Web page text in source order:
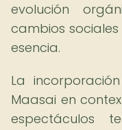
evolución
cambios
esencia.
La
Maasai en
espectáculos